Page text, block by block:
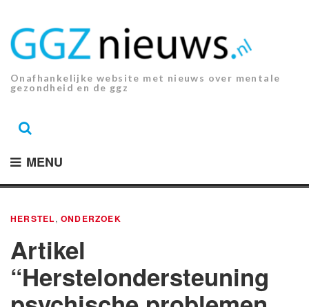
inhoud.
Onafhankelijke website met nieuws over mentale
gezondheid en de ggz
MENU
HERSTEL, ONDERZOEK
Artikel
“Herstelondersteuning